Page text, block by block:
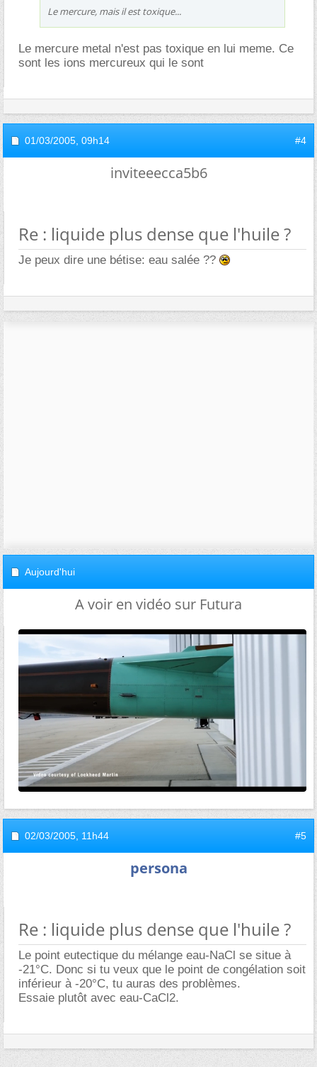
Le mercure, mais il est toxique...
Le mercure metal n'est pas toxique en lui meme. Ce
sont les ions mercureux qui le sont
01/03/2005, 09h14 #4
inviteeecca5b6
Re : liquide plus dense que l'huile ?
Je peux dire une bétise: eau salée ??
Aujourd'hui
A voir en vidéo sur Futura
02/03/2005, 11h44 #5
persona
Re : liquide plus dense que l'huile ?
Le point eutectique du mélange eau-NaCl se situe à
-21°C. Donc si tu veux que le point de congélation soit
inférieur à -20°C, tu auras des problèmes.
Essaie plutôt avec eau-CaCl2.